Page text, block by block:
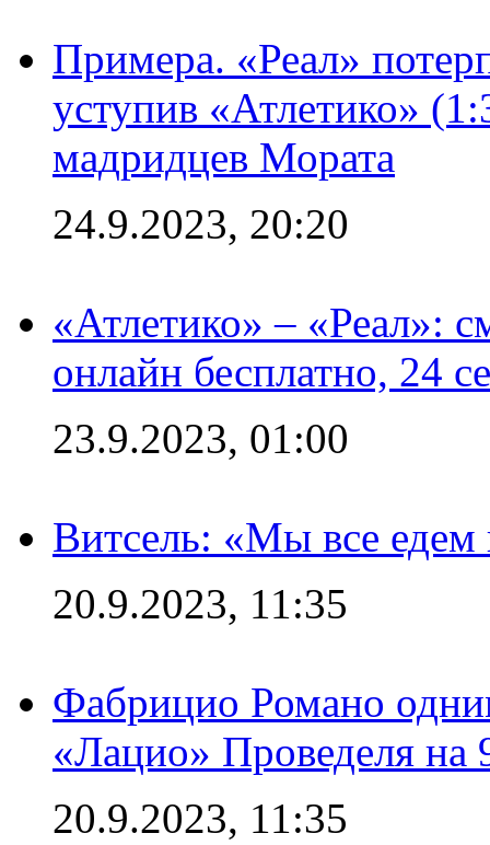
Примера. «Реал»
уступив «Атлетико»
мадридцев Мората
24.9.2023, 20:20
«Атлетико» – «Реал»:
онлайн бесплатно, 24
23.9.2023, 01:00
Витсель: «Мы все едем
20.9.2023, 11:35
Фабрицио Романо
«Лацио» Проведеля на
20.9.2023, 11:35